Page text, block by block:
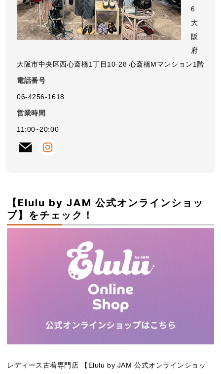
6
⼤
阪
府
⼤阪市中央区⻄⼼斎橋1丁⽬10-28 心斎橋Mマンション1階
電話番号
06-4256-1618
営業時間
11:00~20:00
【Elulu by JAM 公式オンラインショッ
プ】をチェック！
レディース古着専門店 【Elulu by JAM 公式オンラインショッ